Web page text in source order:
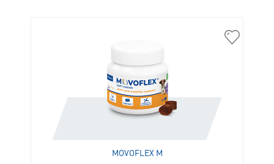
309951
MOVOFLEX M